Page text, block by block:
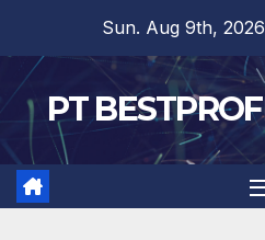
content
Sun. Aug 9th, 2026
PT